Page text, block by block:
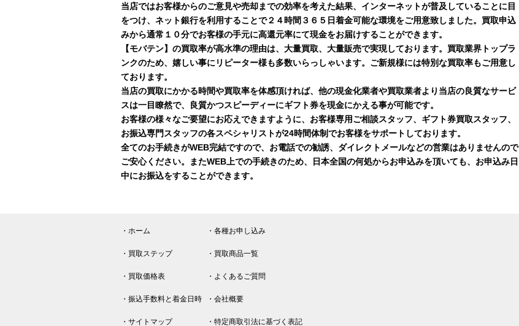
当店ではお客様からのご意見や売却までの効率を考えた結果、インターネットが普及していることに目
をつけ、ネット銀行を利用することで２４時間３６５日着金可能な環境をご用意致しました。買取申込
みから通常１０分でお客様の手元に高還元率にて現金をお届けすることができます。
【モバテン】の買取率が高水準の理由は、大量買取、大量販売で実現しております。買取業界トップラ
ンクのため、嬉しい事にリピーター様も多数いらっしゃいます。ご新規様には特別な買取率もご用意し
ております。
当店の買取にかかる時間や買取率を体感頂ければ、他の現金化業者や買取業者より当店の良質なサービ
スは一目瞭然で、良質かつスピーディーにギフト券を現金にかえる事が可能です。
お客様の様々なご要望にお応えできますように、お客様専用ご相談スタッフ、ギフト券買取スタッフ、
お振込専門スタッフの各スペシャリストが24時間体制でお客様をサポートしております。
全てのお手続きがWEB完結ですので、お電話での勧誘、ダイレクトメールなどの営業はありませんので
ご安心ください。またWEB上での手続きのため、日本全国の何処からお申込みを頂いても、お申込み日
中にお振込をすることができます。
・ホーム
・買取ステップ
・買取価格表
・振込手数料と着金日時
・サイトマップ
・各種お申し込み
・買取商品一覧
・よくあるご質問
・会社概要
・特定商取引法に基づく表記